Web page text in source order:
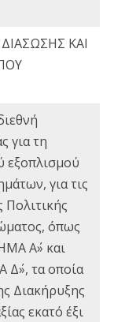
ΚΑΙ
για τη
εξοπλισμού
για τις
Πολιτικής
όπως
Α΄» και
τα οποία
Διακήρυξης
εκατό έξι